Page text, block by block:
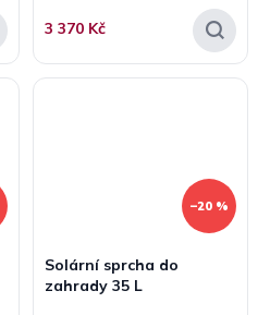
3 370 Kč
–20 %
Solární sprcha do
zahrady 35 L